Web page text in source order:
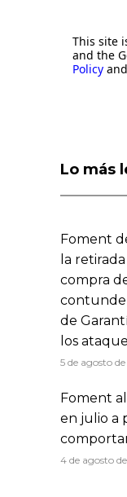
This site
and the
Policy and
Lo más
Foment
la
compra
de
los
5 de agosto
Foment
en julio a
4 de agosto